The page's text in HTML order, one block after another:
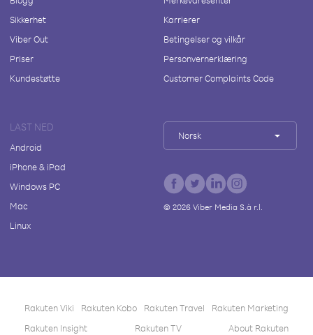
Sikkerhet
Viber Out
Priser
Kundestøtte
Karrierer
Betingelser og vilkår
Personvernerklæring
Customer Complaints Code
LAST NED
Android
iPhone & iPad
Windows PC
Mac
Linux
Norsk
© 2026Viber Media S.à r.l.
Rakuten Viki Rakuten Kobo Rakuten Travel
Rakuten Marketing
Rakuten Insight
Rakuten TV About Rakuten